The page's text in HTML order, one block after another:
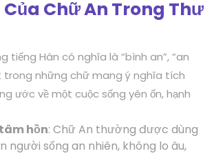
Của Chữ An Trong Thư
tiếng Hán có nghĩa là “bình an”, “an
trong những chữ mang ý nghĩa tích
ước về một cuộc sống yên ổn, hạnh
hồn: Chữ An thường được dùng
người sống an nhiên, không lo âu,